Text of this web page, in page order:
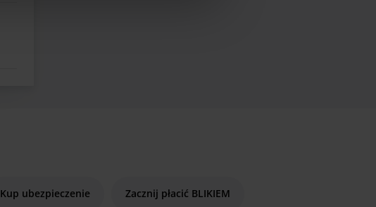
Kup ubezpieczenie Zacznij płacić BLIKIEM